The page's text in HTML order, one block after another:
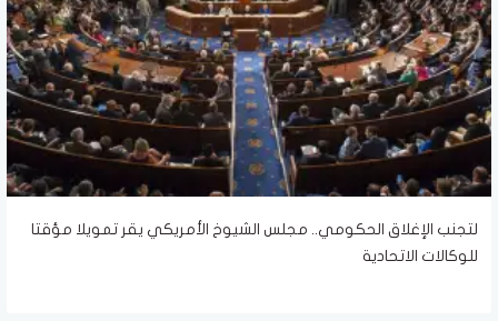
لتجنب الإغلاق الحكومي.. مجلس الشيوخ الأمريكي يقر تمويلا مؤقتا
للوكالات الاتحادية